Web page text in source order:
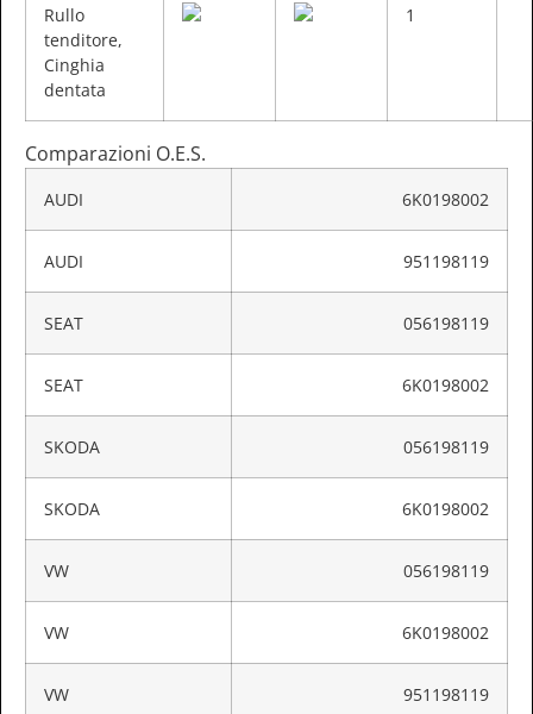
Rullo
tenditore,
Cinghia
dentata
1
Comparazioni O.E.S.
AUDI 6K0198002
AUDI 951198119
SEAT 056198119
SEAT 6K0198002
SKODA 056198119
SKODA 6K0198002
VW 056198119
VW 6K0198002
VW 951198119